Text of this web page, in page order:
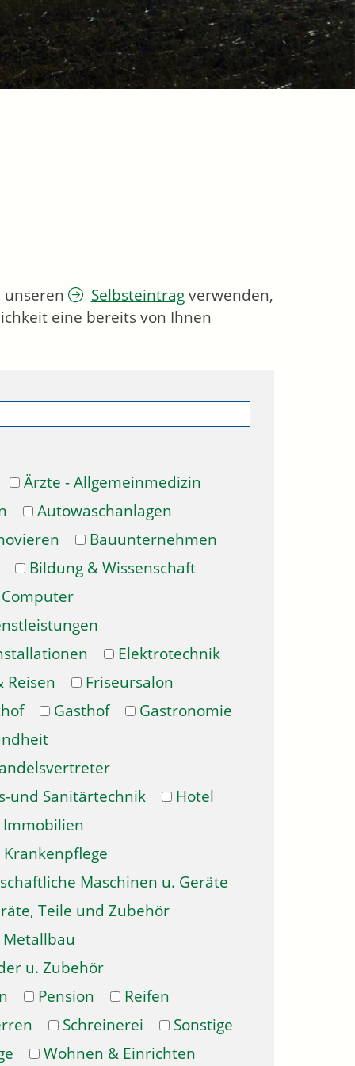
unseren Selbsteintragverwenden,
eine bereits von Ihnen
Ärzte - Allgemeinmedizin
Autowaschanlagen
Bauunternehmen
Bildung & Wissenschaft
Computer
Elektrotechnik
Reisen
Friseursalon
Gasthof
Gastronomie
und Sanitärtechnik
Hotel
Immobilien
Krankenpflege
Maschinen u. Geräte
Teile und Zubehör
Metallbau
u. Zubehör
Pension
Reifen
Schreinerei
Sonstige
Wohnen & Einrichten